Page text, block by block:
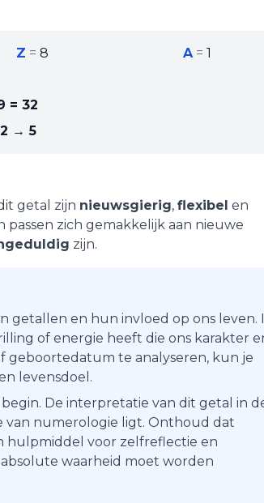
Z = 8 A= 1
= 32
→ 5
getal zijn nieuwsgierig, flexibel en
passen zich gemakkelijk aan nieuwe
zijn.
getallen en hun invloed op ons leven.
of energie heeft die ons karakter
geboortedatum te analyseren, kun je
levensdoel.
De interpretatie van dit getal in
van numerologie ligt. Onthoud dat
hulpmiddel voor zelfreflectie en
waarheid moet worden